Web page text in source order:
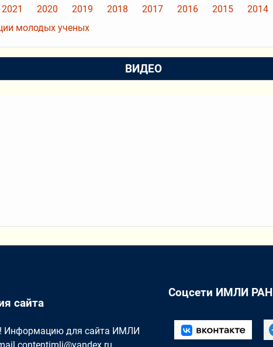
2021 2020 2019 2018 2017 2016 2015 2014
молодых ученых
ВИДЕО
сайта
Информацию для сайта ИМЛИ
Соцсети ИМЛИ РАН